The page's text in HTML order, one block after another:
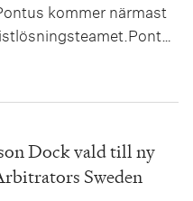
kommer närmast
ledande jurister inom
erfarenhet av
samt svenska och
under flertalet...
Dock vald till ny
Sweden